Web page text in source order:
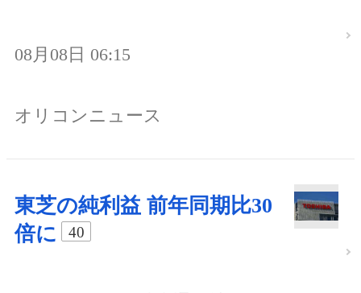
08月08日 06:15
オリコンニュース
東芝の純利益 前年同期比30
倍に
40